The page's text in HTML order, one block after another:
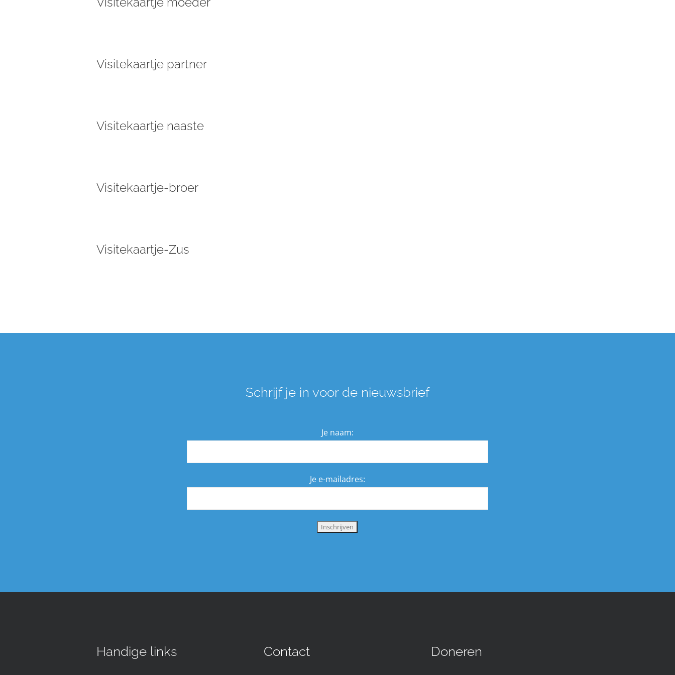
Visitekaartje partner
Visitekaartje naaste
Visitekaartje-broer
Visitekaartje-Zus
Schrijf je in voor de nieuwsbrief
Je naam:
Je e-mailadres:
Handige links Contact Doneren